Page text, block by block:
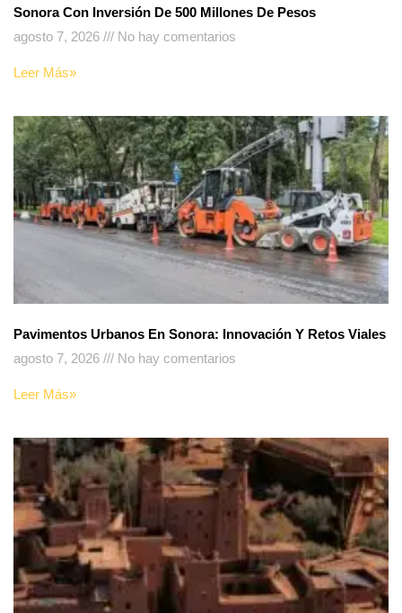
Sonora Con Inversión De 500 Millones De Pesos
agosto 7, 2026
No hay comentarios
Leer Más»
Pavimentos Urbanos En Sonora: Innovación Y Retos Viales
agosto 7, 2026
No hay comentarios
Leer Más»